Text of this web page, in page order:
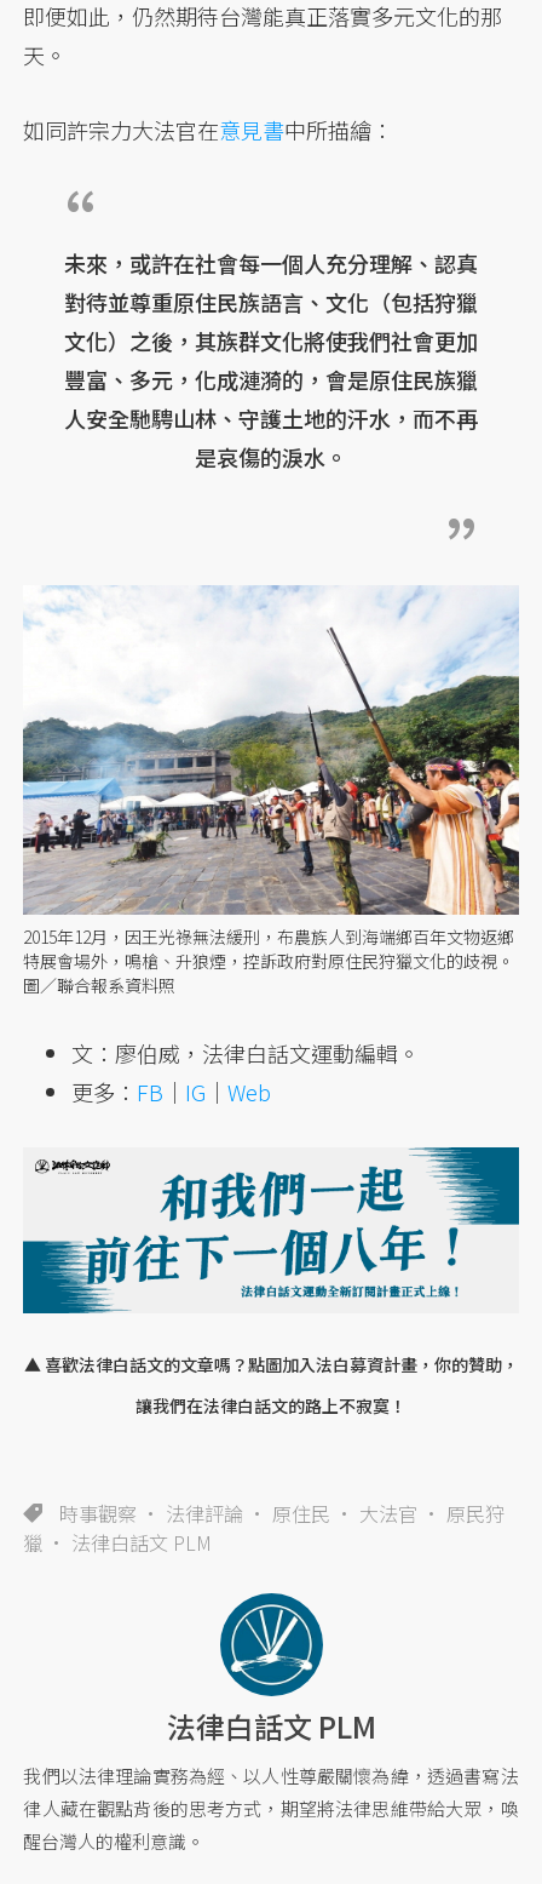
即便如此，仍然期待台灣能真正落實多元文化的那
天。
如同許宗力大法官在意見書中所描繪：
未來，或許在社會每一個人充分理解、認真
對待並尊重原住民族語言、文化（包括狩獵
文化）之後，其族群文化將使我們社會更加
豐富、多元，化成漣漪的，會是原住民族獵
人安全馳騁山林、守護土地的汗水，而不再
是哀傷的淚水。
2015年12月，因王光祿無法緩刑，布農族人到海端鄉百年文物返鄉
特展會場外，鳴槍、升狼煙，控訴政府對原住民狩獵文化的歧視。
圖／聯合報系資料照
文：廖伯威，法律白話文運動編輯。
更多： FB ｜ IG ｜Web
▲ 喜歡法律白話文的文章嗎？點圖加入法白募資計畫，你的贊助，
讓我們在法律白話文的路上不寂寞！
時事觀察 法律評論 原住民 大法官
原民狩
獵
法律白話文 PLM
法律白話文 PLM
我們以法律理論實務為經、以人性尊嚴關懷為緯，透過書寫法
律人藏在觀點背後的思考方式，期望將法律思維帶給大眾，喚
醒台灣人的權利意識。